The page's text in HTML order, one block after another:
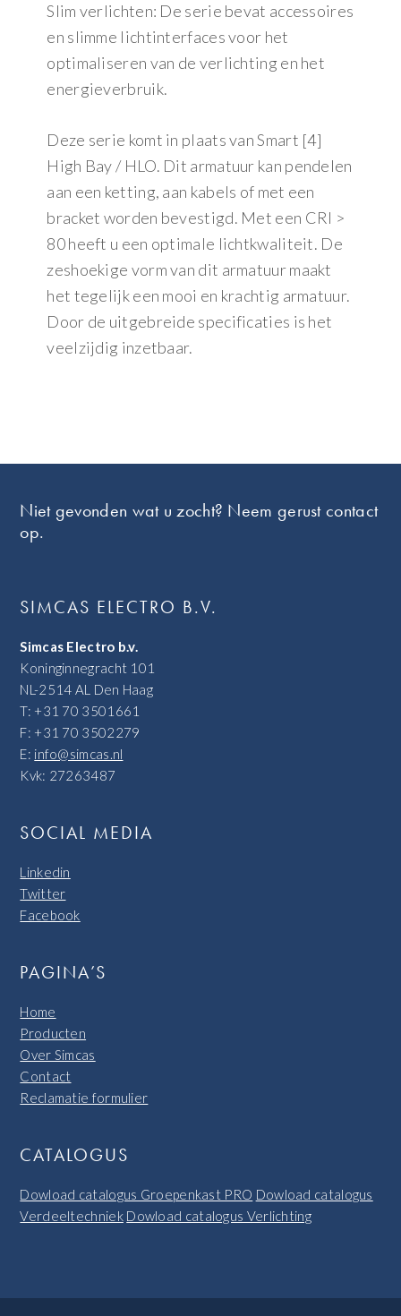
Slim verlichten: De serie bevat accessoires
en slimme lichtinterfaces voor het
optimaliseren van de verlichting en het
energieverbruik.
Deze serie komt in plaats van Smart [4]
High Bay / HLO. Dit armatuur kan pendelen
aan een ketting, aan kabels of met een
bracket worden bevestigd. Met een CRI >
80 heeft u een optimale lichtkwaliteit. De
zeshoekige vorm van dit armatuur maakt
het tegelijk een mooi en krachtig armatuur.
Door de uitgebreide specificaties is het
veelzijdig inzetbaar.
Niet gevonden wat u zocht? Neem gerust contact
op.
SIMCAS ELECTRO B.V.
Simcas Electro b.v.
Koninginnegracht 101
NL-2514 AL Den Haag
T: +31 70 3501661
F: +31 70 3502279
E: info@simcas.nl
Kvk: 27263487
SOCIAL MEDIA
Linkedin
Twitter
Facebook
PAGINA’S
Home
Producten
Over Simcas
Contact
Reclamatie formulier
CATALOGUS
Dowload catalogus Groepenkast PRO Dowload catalogus
Verdeeltechniek Dowload catalogus Verlichting